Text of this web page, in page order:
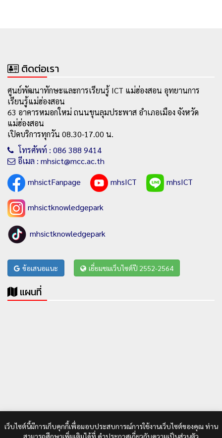
ติดต่อเรา
ศูนย์พัฒนาทักษะและการเรียนรู้ ICT แม่ฮ่องสอน อุทยานการ
เรียนรู้แม่ฮ่องสอน
63 อาคารหมอกใหม่ ถนนขุนลุมประพาส อำเภอเมือง จังหวัด
แม่ฮ่องสอน
เปิดบริการทุกวัน 08.30-17.00 น.
โทรศัพท์ : 086 388 9414
อีเมล : mhsict@mcc.ac.th
mhsictFanpage
mhsICT mhsICT
mhsictknowledgepark
mhsictknowledgepark
ข้อเสนอแนะ เยี่ยมชมเว็บไซต์ปี 2552-2564
แผนที่
เว็บไซต์นี้มีการเก็บคุกกี้เพื่อมอบประสบการณ์การใช้งานเว็บไซต์ของคุณ ท่าน
สามารถศึกษาเพิ่มเติมได้ที่ คำประกาศเกี่ยวกับความเป็นส่วนตัว